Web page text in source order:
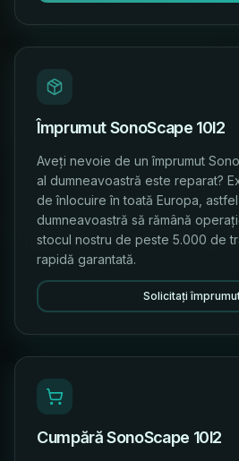
Împrumut SonoScape 10I2
Aveți nevoie de un împrumut
al dumneavoastră este reparat?
de înlocuire în toată Europa,
dumneavoastră să rămână
stocul nostru de peste 5.000 de
rapidă garantată.
Solicitați
Cumpără SonoScape 10I2